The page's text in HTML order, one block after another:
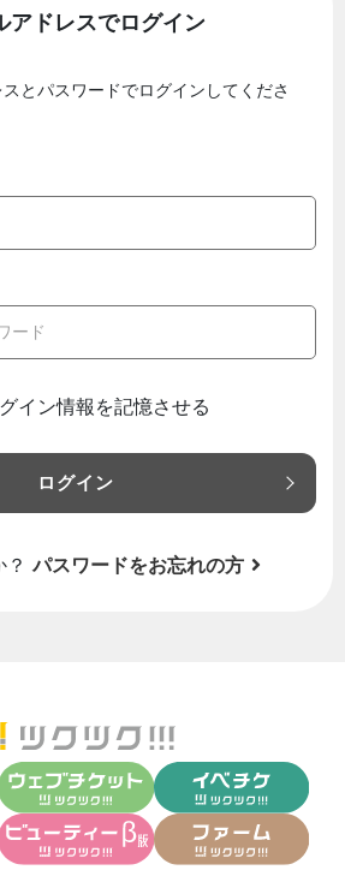
アドレスでログイン
とパスワードでログインしてくださ
イン情報を記憶させる
ログイン
パスワードをお忘れの方